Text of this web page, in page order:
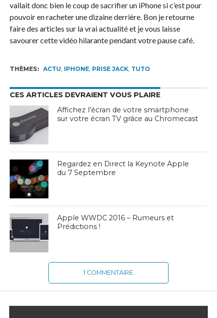
vallait donc bien le coup de sacrifier un iPhone si c’est pour
pouvoir en racheter une dizaine derrière. Bon je retourne
faire des articles sur la vrai actualité et je vous laisse
savourer cette vidéo hilarante pendant votre pause café.
THÈMES: ACTU, IPHONE, PRISE JACK, TUTO
CES ARTICLES DEVRAIENT VOUS PLAIRE
Affichez l’écran de votre smartphone
sur votre écran TV grâce au Chromecast
Regardez en Direct la Keynote Apple
du 7 Septembre
Apple WWDC 2016 – Rumeurs et
Prédictions !
1 COMMENTAIRE